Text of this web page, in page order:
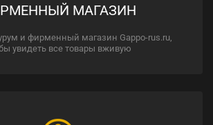
МАГАЗИН
и фирменный магазин Gappo-rus.ru,
увидеть все товары вживую